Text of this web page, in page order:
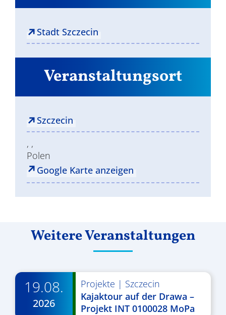
Veranstaltungsort
Szczecin
, ,
Polen
Google Karte anzeigen
Stadt Szczecin
Weitere Veranstaltungen
19.08.
2026
Projekte | Szczecin
Kajaktour auf der Drawa –
Projekt INT 0100028 MoPa